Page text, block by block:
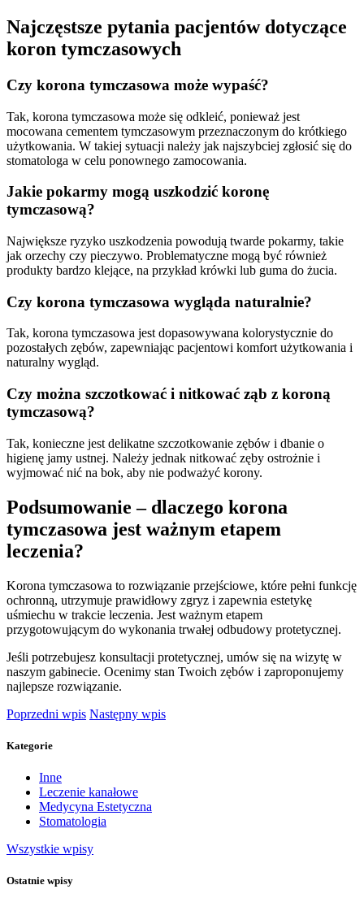
Najczęstsze pytania pacjentów dotyczące
koron tymczasowych
Czy korona tymczasowa może wypaść?
Tak, korona tymczasowa może się odkleić, ponieważ jest
mocowana cementem tymczasowym przeznaczonym do krótkiego
użytkowania. W takiej sytuacji należy jak najszybciej zgłosić się do
stomatologa w celu ponownego zamocowania.
Jakie pokarmy mogą uszkodzić koronę
tymczasową?
Największe ryzyko uszkodzenia powodują twarde pokarmy, takie
jak orzechy czy pieczywo. Problematyczne mogą być również
produkty bardzo klejące, na przykład krówki lub guma do żucia.
Czy korona tymczasowa wygląda naturalnie?
Tak, korona tymczasowa jest dopasowywana kolorystycznie do
pozostałych zębów, zapewniając pacjentowi komfort użytkowania i
naturalny wygląd.
Czy można szczotkować i nitkować ząb z koroną
tymczasową?
Tak, konieczne jest delikatne szczotkowanie zębów i dbanie o
higienę jamy ustnej. Należy jednak nitkować zęby ostrożnie i
wyjmować nić na bok, aby nie podważyć korony.
Podsumowanie – dlaczego korona
tymczasowa jest ważnym etapem
leczenia?
Korona tymczasowa to rozwiązanie przejściowe, które pełni funkcję
ochronną, utrzymuje prawidłowy zgryz i zapewnia estetykę
uśmiechu w trakcie leczenia. Jest ważnym etapem
przygotowującym do wykonania trwałej odbudowy protetycznej.
Jeśli potrzebujesz konsultacji protetycznej, umów się na wizytę w
naszym gabinecie. Ocenimy stan Twoich zębów i zaproponujemy
najlepsze rozwiązanie.
Poprzedni wpis Następny wpis
Kategorie
Inne
Leczenie kanałowe
Medycyna Estetyczna
Stomatologia
Wszystkie wpisy
Ostatnie wpisy